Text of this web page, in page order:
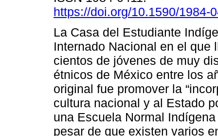
https://doi.org/10.1590/1984-
La Casa del Estudiante
Internado Nacional en el que
cientos de jóvenes de muy
étnicos de México entre los
original fue promover la
cultura nacional y al Estado
una Escuela Normal
pesar de que existen varios